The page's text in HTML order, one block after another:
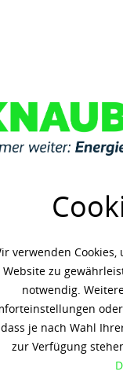
verwenden
Website zu
notwendig.
dass je nach Wahl
zur Verfügung